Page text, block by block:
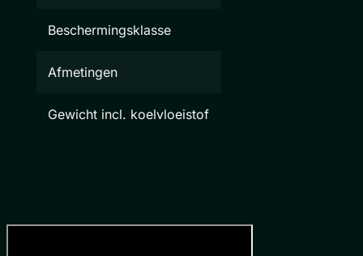
Beschermingsklasse
Afmetingen
Gewicht incl. koelvloeistof